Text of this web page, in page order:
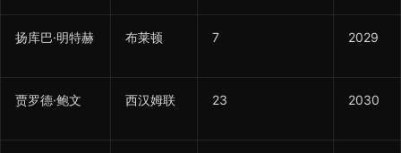
扬库巴·明特赫 布莱顿 7 2029
贾罗德·鲍文 西汉姆联 23 2030